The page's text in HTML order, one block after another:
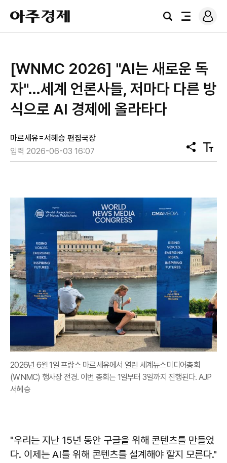
아
주
경
검
전
로
그
[WNMC 2026] "AI는 새로운 독
자"…세계 언론사들, 저마다 다른 방
식으로 AI 경제에 올라타다
마르세유=서혜승 편집국장
입력 2026-06-03 16:07
공
유
텍
스
2026년 6월 1일 프랑스 마르세유에서 열린 세계뉴스미디어총회
(WNMC) 행사장 전경. 이번 총회는 1일부터 3일까지 진행된다. AJP
서혜승
"우리는 지난 15년 동안 구글을 위해 콘텐츠를 만들었
다. 이제는 AI를 위해 콘텐츠를 설계해야 할지 모른다."